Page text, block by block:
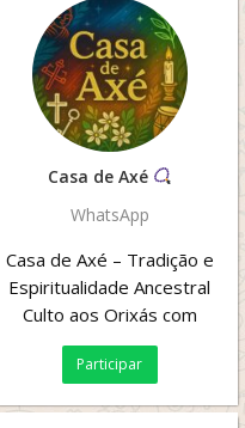
Casa de Axé
WhatsApp
Casa de Axé – Tradição e
Espiritualidade Ancestral
Culto aos Orixás com
fundamento, respeito e
amor. Honramos...
Participar